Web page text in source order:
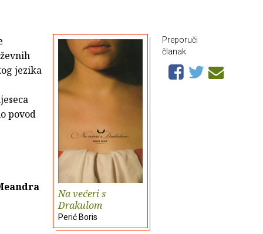
Na večeri s
Drakulom
Perić Boris
jezika
povod
Preporuči
članak